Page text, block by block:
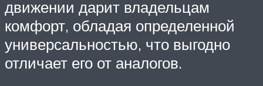
движении дарит владельцам
комфорт, обладая определенной
универсальностью, что выгодно
отличает его от аналогов.